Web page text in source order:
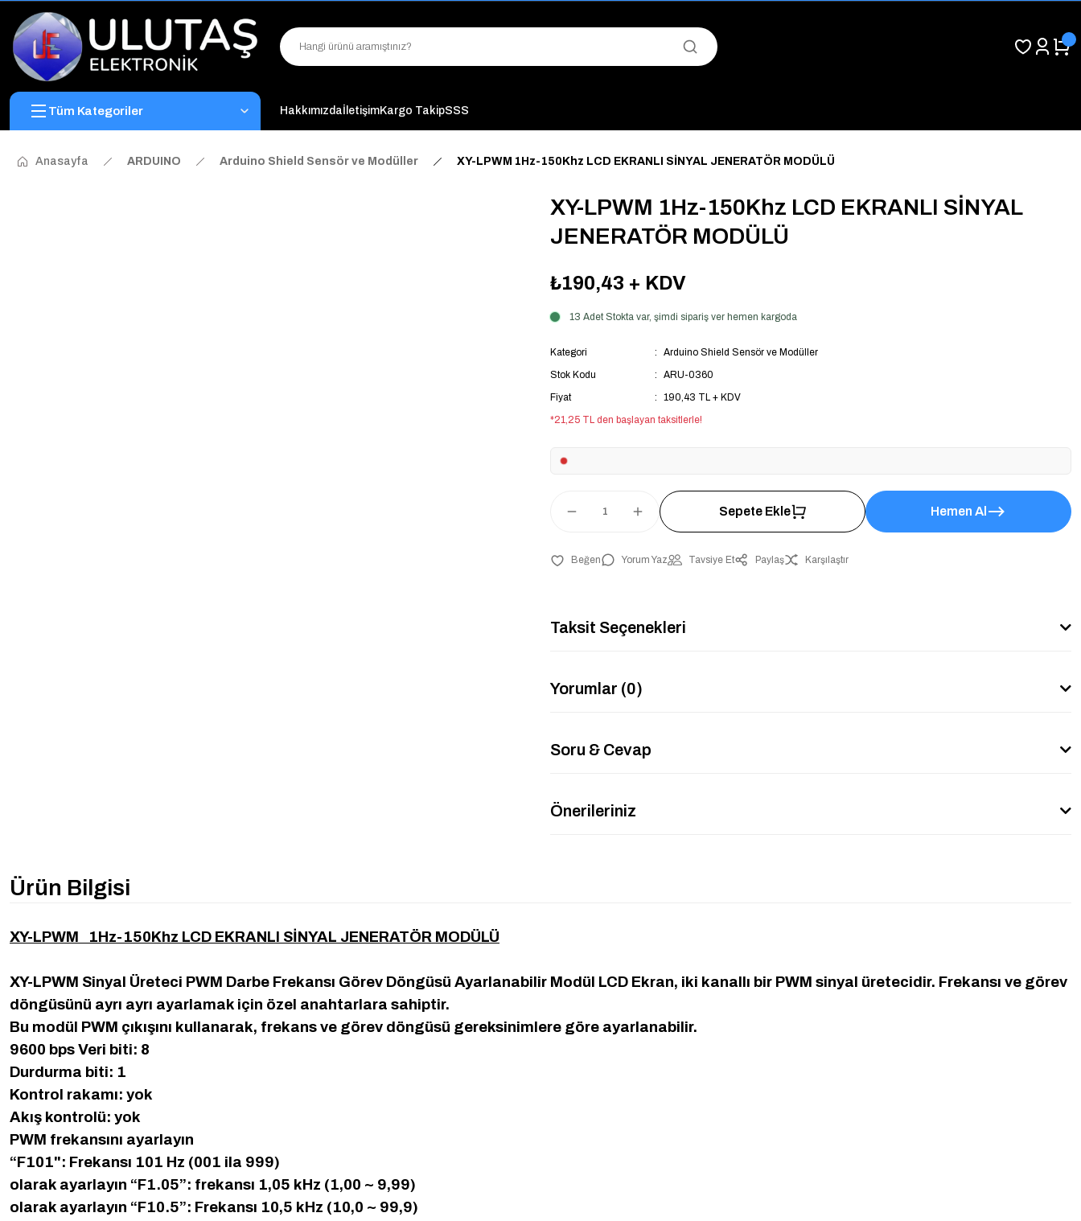
"Binlerce Ürün Çeşitliliği ile Stoktan Hemen Teslim."
"Toptan Fiyatına Perakende Satış Avantajını Kaçırmayın!"
Tüm Kategoriler HakkımızdaİletişimKargo TakipSSS
Anasayfa ARDUINO Arduino Shield Sensör ve Modüller XY-LPWM 1Hz-150Khz LCD EKRANLI SİNYAL JENERATÖR MODÜLÜ
XY-LPWM 1Hz-150Khz LCD EKRANLI SİNYAL
JENERATÖR MODÜLÜ
₺190,43 + KDV
13 Adet Stokta var, şimdi sipariş ver hemen kargoda
Kategori
Arduino Shield Sensör ve Modüller
Stok Kodu
ARU-0360
Fiyat
190,43 TL + KDV
*21,25 TL den başlayan taksitlerle!
Sepete Ekle Hemen Al
Yorum Yaz Tavsiye Et Paylaş Karşılaştır
Taksit Seçenekleri
Yorumlar (0)
Soru & Cevap
Önerileriniz
Ürün Bilgisi
XY-LPWM 1Hz-150Khz LCD EKRANLI SİNYAL JENERATÖR MODÜLÜ
XY-LPWM Sinyal Üreteci PWM Darbe Frekansı Görev Döngüsü Ayarlanabilir Modül LCD Ekran, iki kanallı bir PWM sinyal üretecidir. Frekansı ve görev
döngüsünü ayrı ayrı ayarlamak için özel anahtarlara sahiptir.
Bu modül PWM çıkışını kullanarak, frekans ve görev döngüsü gereksinimlere göre ayarlanabilir.
9600 bps Veri biti: 8
Durdurma biti: 1
Kontrol rakamı: yok
Akış kontrolü: yok
PWM frekansını ayarlayın
“F101": Frekansı 101 Hz (001 ila 999)
olarak ayarlayın “F1.05”: frekansı 1,05 kHz (1,00 ~ 9,99)
olarak ayarlayın “F10.5”: Frekansı 10,5 kHz (10,0 ~ 99,9)